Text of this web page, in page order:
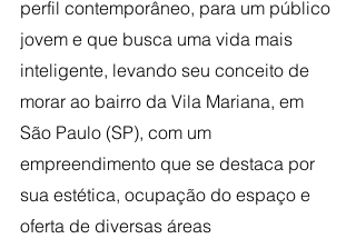
perfil contemporâneo, para um público
jovem e que busca uma vida mais
inteligente, levando seu conceito de
morar ao bairro da Vila Mariana, em
São Paulo (SP), com um
empreendimento que se destaca por
sua estética, ocupação do espaço e
oferta de diversas áreas